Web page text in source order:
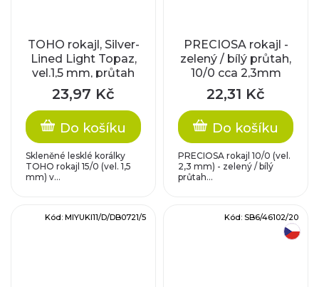
TOHO rokajl, Silver-
Lined Light Topaz,
vel.1,5 mm, průtah
0,5 mm
23,97 Kč
Do košíku
Skleněné lesklé korálky
TOHO rokajl 15/0 (vel. 1,5
mm) v...
PRECIOSA rokajl -
zelený / bílý průtah,
10/0 cca 2,3mm
22,31 Kč
Do košíku
PRECIOSA rokajl 10/0 (vel.
2,3 mm) - zelený / bílý
průtah...
Kód: MIYUKI11/D/DB0721/5 Kód: SB6/46102/20